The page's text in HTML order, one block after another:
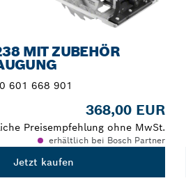
MIT ZUBEHÖR
0 601 668 901
368,00 EUR
Preisempfehlung ohne MwSt.
erhältlich bei Bosch Partner
Jetzt kaufen